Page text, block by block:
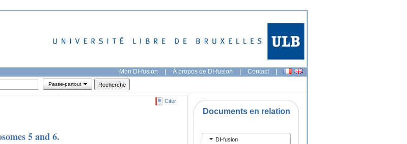
Mon DI-fusion | À propos de DI-fusion | Contact |
Passe-partout
Citer
5 and 6.
Documents en relation
DI-fusion